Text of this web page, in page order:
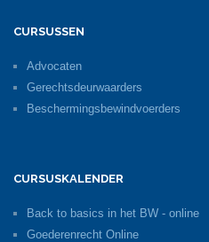
CURSUSSEN
Advocaten
Gerechtsdeurwaarders
Beschermingsbewindvoerders
CURSUSKALENDER
Back to basics in het BW - online
Goederenrecht Online